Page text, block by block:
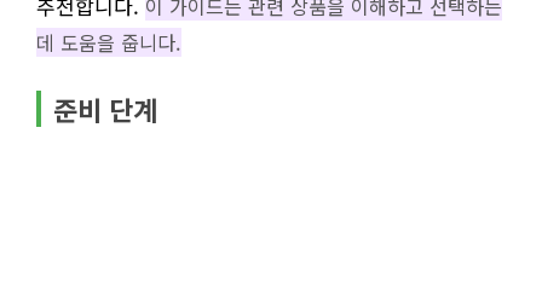
데 도움을 줍니다.
준비 단계